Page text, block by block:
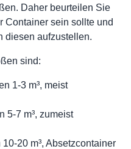
Daher beurteilen Sie
Container sein sollte und
diesen aufzustellen.
sind:
1-3 m³, meist
5-7 m³, zumeist
20 m³, Absetzcontainer